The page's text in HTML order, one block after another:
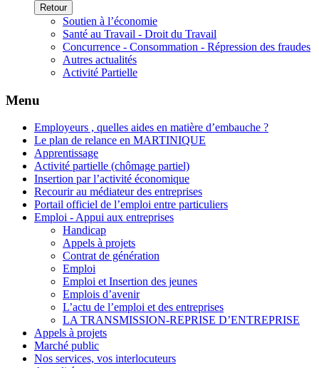
Retour
Soutien à l’économie
Santé au Travail - Droit du Travail
Concurrence - Consommation - Répression des fraudes
Autres actualités
Activité Partielle
Menu
Employeurs , quelles aides en matière d’embauche ?
Le plan de relance en MARTINIQUE
Apprentissage
Activité partielle (chômage partiel)
Insertion par l’activité économique
Recourir au médiateur des entreprises
Portail officiel de l’emploi entre particuliers
Emploi - Appui aux entreprises
Handicap
Appels à projets
Contrat de génération
Emploi
Emploi et Insertion des jeunes
Emplois d’avenir
L’actu de l’emploi et des entreprises
LA TRANSMISSION-REPRISE D’ENTREPRISE
Appels à projets
Marché public
Nos services, vos interlocuteurs